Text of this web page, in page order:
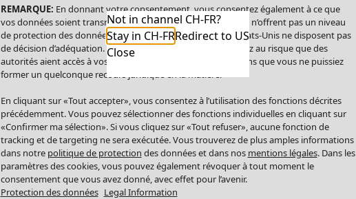
Not in channel CH-FR?
Stay in CH-FRRedirect to US
Close
REMARQUE: En donnant votre consentement, vous consentez également à ce que
vos données soient transmises aux États-Unis. Les États-Unis n’offrent pas un niveau
de protection des données comparable à celui de l’UE. Les États-Unis ne disposent pas
de décision d’adéquation. Par conséquent, vous vous exposez au risque que des
autorités aient accès à vos données à caractère personnel sans que vous ne puissiez
former un quelconque recours juridique en la matière.
En cliquant sur «Tout accepter», vous consentez à l’utilisation des fonctions décrites
précédemment. Vous pouvez sélectionner des fonctions individuelles en cliquant sur
«Confirmer ma sélection». Si vous cliquez sur «Tout refuser», aucune fonction de
tracking et de targeting ne sera exécutée. Vous trouverez de plus amples informations
dans notre politique de protection des données et dans nos mentions légales. Dans les
paramètres des cookies, vous pouvez également révoquer à tout moment le
consentement que vous avez donné, avec effet pour l’avenir.
Protection des données Legal Information